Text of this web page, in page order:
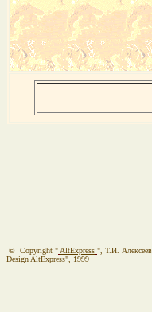
© Copyright " AltExpress ", Т.И.
Design AltExpress", 1999